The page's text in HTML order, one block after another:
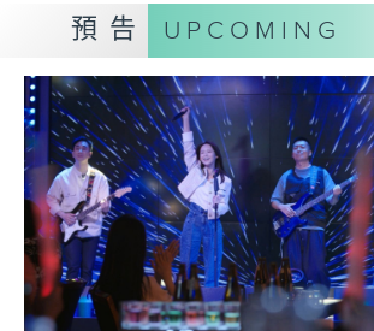
Tag: 陸劇
預告 UPCOMING